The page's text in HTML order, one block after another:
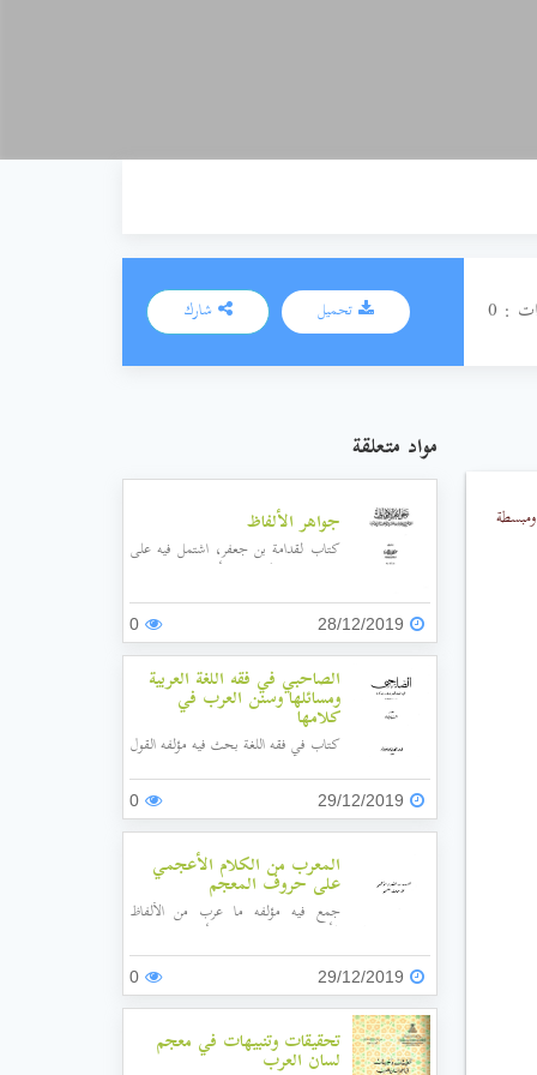
: 0 تحميل
مواد متعلقة
جواهر الألفاظ
كتاب لقدامة بن جعفر، اشتمل فيه على
تبيان معاني الكلام، وبدأه بباب (في معنى
والانحراف، ثم في المشابهة، ثم في معنى
سار على منهاجه، ثم في أسماء الطرق،
وفي أنواع البعد...إلى أن ختمه في باب
تساقط الشعر ونحوه ليظهر ما تحته.
28/12/2019
0
الصاحبي في فقه اللغة العربية
ومسائلها وسنن العرب في
كلامها
كتاب في فقه اللغة بحث فيه مؤلفه القول
الكلام، وأقسامه، وباب الأسماء
والحروف، ومعاني الكلام، وختم بباب
لسنن العرب في حقائق الكلام.
29/12/2019
0
المعرب من الكلام الأعجمي
على حروف المعجم
جمع فيه مؤلفه ما عرب من الألفاظ
الأعجمية، وحرص على أن يبين اللغات
التي أُخذَ منها، وأصول هذه الألفاظ في
تلك اللغات، وسند الأقوال إلى أصحابها.29/12/2019
0
تحقيقات وتنبيهات في معجم
لسان العرب